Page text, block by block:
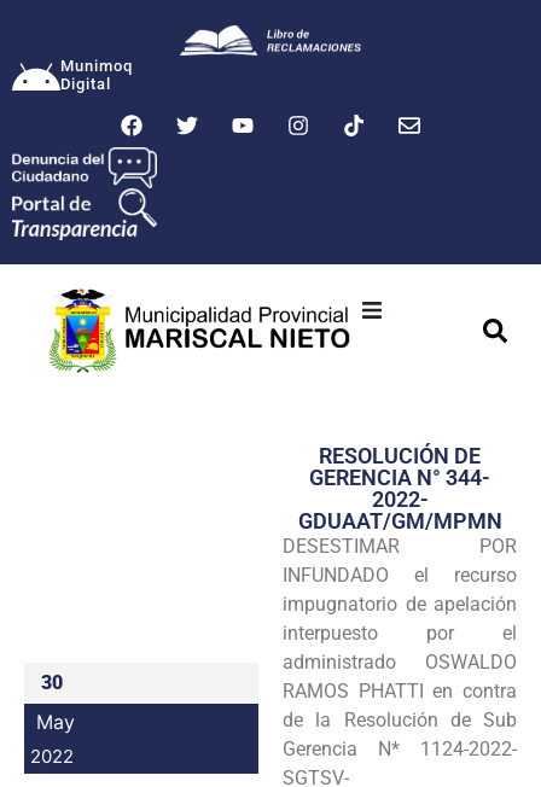
Munimoq
Digital
Transparencia
Seguridad
Programas
Intranet
30
May
2022
RESOLUCIÓN DE
GERENCIA N° 344-
2022-
GDUAAT/GM/MPMN
DESESTIMAR POR
INFUNDADO el recurso
impugnatorio de apelación
interpuesto por el
administrado OSWALDO
RAMOS PHATTI en contra
de la Resolución de Sub
Gerencia N* 1124-2022-
SGTSV-